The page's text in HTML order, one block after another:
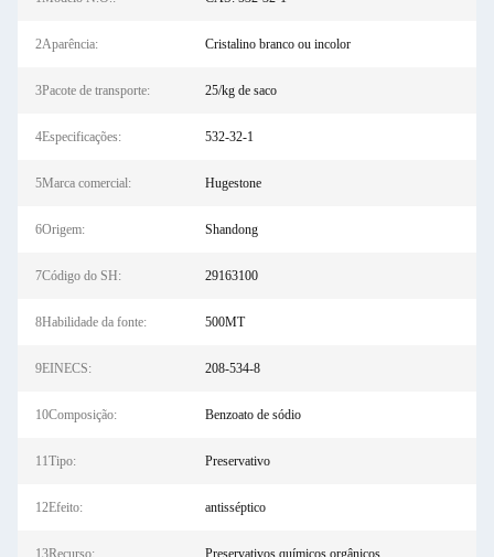
2Aparência: Cristalino branco ou incolor
3Pacote de transporte: 25/kg de saco
4Especificações: 532-32-1
5Marca comercial: Hugestone
6Origem: Shandong
7Código do SH: 29163100
8Habilidade da fonte: 500MT
9EINECS: 208-534-8
10Composição: Benzoato de sódio
11Tipo: Preservativo
12Efeito: antisséptico
13Recurso: Preservativos químicos orgânicos